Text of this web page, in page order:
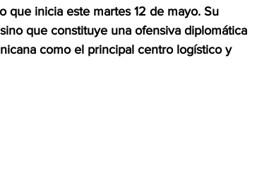
MANOLO JIMÉNEZ SALINAS
que inicia este martes 12 de mayo. Su
que constituye una ofensiva diplomática
como el principal centro logístico y